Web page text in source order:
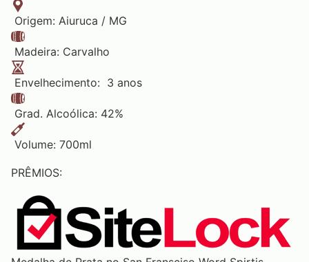
Origem: Aiuruca / MG
Madeira: Carvalho
Envelhecimento: 3 anos
Grad. Alcoólica: 42%
Volume: 700ml
PRÊMIOS: